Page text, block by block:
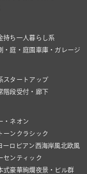
持ち 一人暮らし系
・庭・庭園 車庫・ガレージ
スタートアップ
階段受付・廊下
・ネオン
ーン クラシック
ーロピアン 西海岸風北欧風
センティック
式豪華絢爛夜景・ビル群